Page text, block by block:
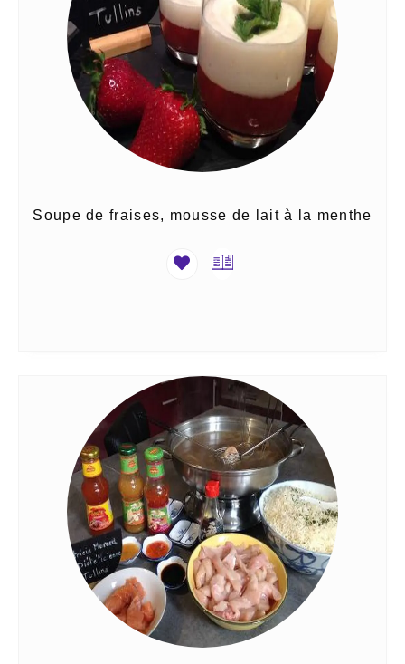
Soupe de fraises, mousse de lait à la menthe